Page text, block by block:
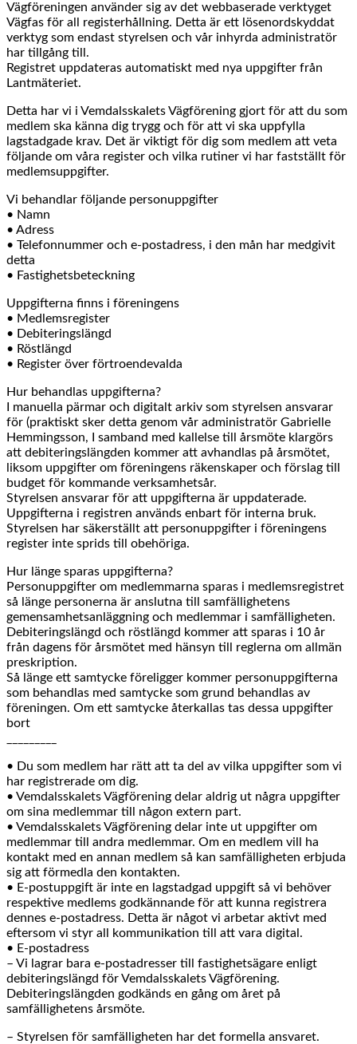
Vägföreningen använder sig av det webbaserade verktyget
Vägfas för all registerhållning. Detta är ett lösenordskyddat
verktyg som endast styrelsen och vår inhyrda administratör
har tillgång till.
Registret uppdateras automatiskt med nya uppgifter från
Lantmäteriet.
Detta har vi i Vemdalsskalets Vägförening gjort för att du som
medlem ska känna dig trygg och för att vi ska uppfylla
lagstadgade krav. Det är viktigt för dig som medlem att veta
följande om våra register och vilka rutiner vi har fastställt för
medlemsuppgifter.
Vi behandlar följande personuppgifter
• Namn
• Adress
• Telefonnummer och e-postadress, i den mån har medgivit
detta
• Fastighetsbeteckning
Uppgifterna finns i föreningens
• Medlemsregister
• Debiteringslängd
• Röstlängd
• Register över förtroendevalda
Hur behandlas uppgifterna?
I manuella pärmar och digitalt arkiv som styrelsen ansvarar
för (praktiskt sker detta genom vår administratör Gabrielle
Hemmingsson, I samband med kallelse till årsmöte klargörs
att debiteringslängden kommer att avhandlas på årsmötet,
liksom uppgifter om föreningens räkenskaper och förslag till
budget för kommande verksamhetsår.
Styrelsen ansvarar för att uppgifterna är uppdaterade.
Uppgifterna i registren används enbart för interna bruk.
Styrelsen har säkerställt att personuppgifter i föreningens
register inte sprids till obehöriga.
Hur länge sparas uppgifterna?
Personuppgifter om medlemmarna sparas i medlemsregistret
så länge personerna är anslutna till samfällighetens
gemensamhetsanläggning och medlemmar i samfälligheten.
Debiteringslängd och röstlängd kommer att sparas i 10 år
från dagens för årsmötet med hänsyn till reglerna om allmän
preskription.
Så länge ett samtycke föreligger kommer personuppgifterna
som behandlas med samtycke som grund behandlas av
föreningen. Om ett samtycke återkallas tas dessa uppgifter
bort
• Du som medlem har rätt att ta del av vilka uppgifter som vi
har registrerade om dig.
• Vemdalsskalets Vägförening delar aldrig ut några uppgifter
om sina medlemmar till någon extern part.
• Vemdalsskalets Vägförening delar inte ut uppgifter om
medlemmar till andra medlemmar. Om en medlem vill ha
kontakt med en annan medlem så kan samfälligheten erbjuda
sig att förmedla den kontakten.
• E-postuppgift är inte en lagstadgad uppgift så vi behöver
respektive medlems godkännande för att kunna registrera
dennes e-postadress. Detta är något vi arbetar aktivt med
eftersom vi styr all kommunikation till att vara digital.
• E-postadress
– Vi lagrar bara e-postadresser till fastighetsägare enligt
debiteringslängd för Vemdalsskalets Vägförening.
Debiteringslängden godkänds en gång om året på
samfällighetens årsmöte.
– Styrelsen för samfälligheten har det formella ansvaret.